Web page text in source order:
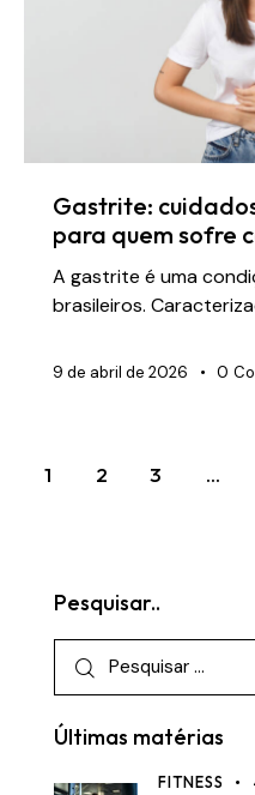
Gastrite:
para quem sofre
A gastrite é uma
brasileiros.
9 de abril de 2026 0
1 2 3 …
>
Pesquisar..
Últimas matérias
FITNESS